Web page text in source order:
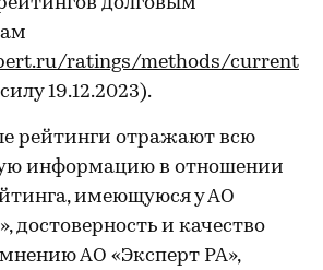
ratings/methods/current
19.12.2023).
рейтинги отражают всю
информацию в отношении
имеющуюся у АО
достоверность и качество
АО «Эксперт РА»,